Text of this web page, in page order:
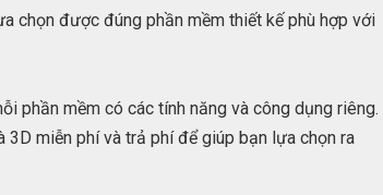
chọn được đúng phần mềm thiết kế phù hợp với
phần mềm có các tính năng và công dụng riêng.
3D miễn phí và trả phí để giúp bạn lựa chọn ra